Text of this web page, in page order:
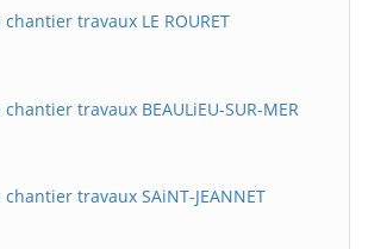
travaux LE ROURET
travaux BEAULiEU-SUR-MER
travaux SAiNT-JEANNET